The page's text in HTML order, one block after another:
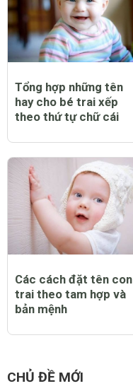
Tổng hợp những tên
hay cho bé trai xếp
theo thứ tự chữ cái
Các cách đặt tên con
trai theo tam hợp và
bản mệnh
CHỦ ĐỀ MỚI